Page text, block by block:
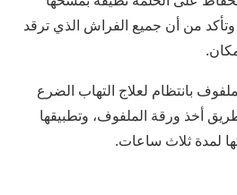
من أن جميع الفراش الذي ترقد
بانتظام لعلاج التهاب الضرع
أخذ ورقة الملفوف، وتطبيقها
لمدة ثلاث ساعات.